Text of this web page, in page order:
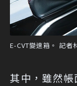
E-CVT變速箱。 記者
其中，雖然